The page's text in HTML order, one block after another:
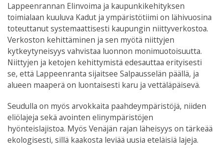
Lappeenrannan Elinvoima ja kaupunkikehityksen
toimialaan kuuluva Kadut ja ympäristötiimi on lähivuosina
toteuttanut systemaattisesti kaupungin niittyverkostoa.
Verkoston kehittäminen ja sen myötä niittyjen
kytkeytyneisyys vahvistaa luonnon monimuotoisuutta.
Niittyjen ja ketojen kehittymistä edesauttaa erityisesti
se, että Lappeenranta sijaitsee Salpausselän päällä, ja
alueen maaperä on luontaisesti karu ja vettäläpäisevä.
Seudulla on myös arvokkaita paahdeympäristöjä, niiden
eliölajeja sekä avointen elinympäristöjen
hyönteislajistoa. Myös Venäjän rajan läheisyys on tärkeää
ekologisesti, sillä kaakosta leviää uusia eteläisiä lajeja.